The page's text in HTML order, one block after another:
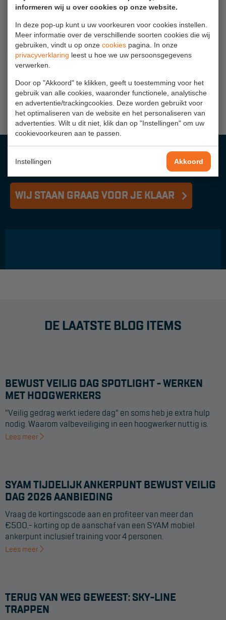
informeren wij u over cookies op onze website.
In deze pop-up kunt u uw voorkeuren voor cookies instellen.
Meer informatie over de verschillende soorten cookies die wij
gebruiken, vindt u op onze cookies pagina. In onze
privacyverklaring leest u hoe we uw persoonsgegevens
verwerken.
Door op "Akkoord" te klikken, geeft u toestemming voor het
gebruik van alle cookies, waaronder functionele, analytische
en advertentie/trackingcookies. Deze worden gebruikt voor
het optimaliseren van de website en het personaliseren van
advertenties. Wilt u dit niet, klik dan op "Instellingen" om uw
cookievoorkeuren aan te passen.
Instellingen Akkoord
Wet- en regelgeving
Garantie
Algemene voorwaarden
Webshop voorwaarden
Wil je het volledige A-blad Ladders en trappen lezen? Het A-blad
Ladders en trappen is gratis te
downloaden
op de website van
HULP NODIG?
WIJ STAAN GRAAG VOOR JE KLAAR
DE LAATSTE BLOG ITEMS
BEWUST VEILIG DAG SPOTLIGHT - WERKEN
MET HOOGWERKERS
"Veilig gedrag werkt iedere dag" en soms heb je extra hulp
nodig. Waarom valbeveiliging in een hoogwerker nuttig is.
Lees meer
SYAM TIJDELIJK ANKERPUNT BEWUST VEILIG
DAG 2026 AANBIEDING
Vraag de kortingscode aan en profiteer van meer dan
€500,- korting op de aanschaf van een SYAM mobiel
ankerpunt inclusief training voor 4 personen.
Lees meer
TERUG VAN WEG GEWEEST: SKY-LINE
TRAPPEN